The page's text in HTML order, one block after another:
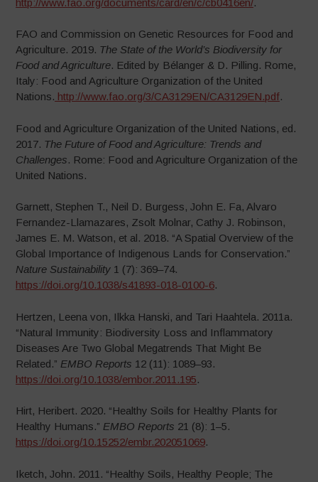
FAO and Commission on Genetic Resources for Food and
Agriculture. 2019. The State of the World’s Biodiversity for
Food and Agriculture. Edited by Bélanger & D. Pilling. Rome,
Italy: Food and Agriculture Organization of the United
Nations. http://www.fao.org/3/CA3129EN/CA3129EN.pdf.
Food and Agriculture Organization of the United Nations, ed.
2017. The Future of Food and Agriculture: Trends and
Challenges. Rome: Food and Agriculture Organization of the
United Nations.
Garnett, Stephen T., Neil D. Burgess, John E. Fa, Alvaro
Fernandez-Llamazares, Zsolt Molnar, Cathy J. Robinson,
James E. M. Watson, et al. 2018. “A Spatial Overview of the
Global Importance of Indigenous Lands for Conservation.”
Nature Sustainability 1 (7): 369–74.
https://doi.org/10.1038/s41893-018-0100-6.
Hertzen, Leena von, Ilkka Hanski, and Tari Haahtela. 2011a.
“Natural Immunity: Biodiversity Loss and Inflammatory
Diseases Are Two Global Megatrends That Might Be
Related.” EMBO Reports 12 (11): 1089–93.
https://doi.org/10.1038/embor.2011.195.
Hirt, Heribert. 2020. “Healthy Soils for Healthy Plants for
Healthy Humans.” EMBO Reports 21 (8): 1–5.
https://doi.org/10.15252/embr.202051069.
Iketch, John. 2011. “Healthy Soils, Healthy People; The